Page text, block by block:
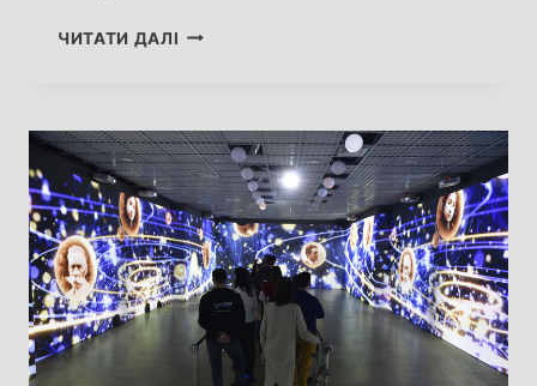
ЧИТАТИ ДАЛІ IKSIY
ЗАПАЛЮЮТЬ
«НОВОРІЧНЕ
СВІТЛО»